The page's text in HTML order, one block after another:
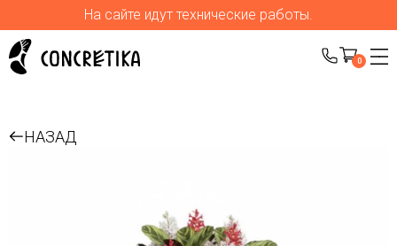
На сайте идут технические работы.
0
НАЗАД